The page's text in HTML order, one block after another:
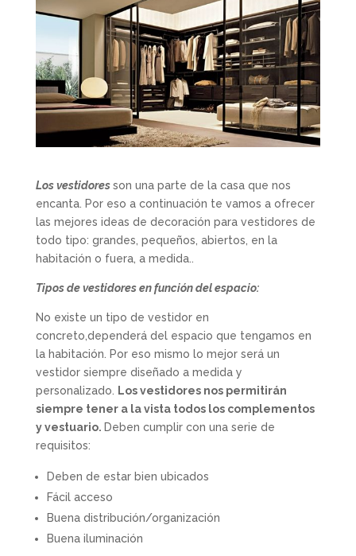
Los vestidoresson una parte de la casa que nos
encanta. Por eso a continuación te vamos a ofrecer
las mejores ideas de decoración para vestidores de
todo tipo: grandes, pequeños, abiertos, en la
habitación o fuera, a medida..
Tipos de vestidores en función del espacio:
No existe un tipo de vestidor en
concreto,dependerá del espacio que tengamos en
la habitación. Por eso mismo lo mejor será un
vestidor siempre diseñado a medida y
personalizado. Los vestidores nos permitirán
siempre tener a la vista todos los complementos
y vestuario. Deben cumplir con una serie de
requisitos:
Deben de estar bien ubicados
Fácil acceso
Buena distribución/organización
Buena iluminación